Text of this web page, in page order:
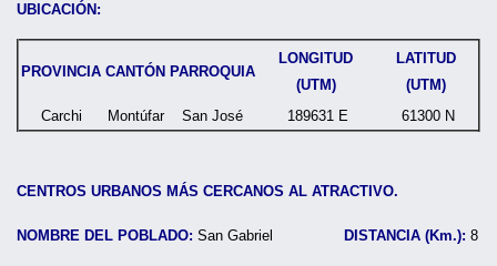
UBICACIÓN:
PROVINCIA CANTÓN PARROQUIA
LONGITUD
(UTM)
LATITUD
(UTM)
Carchi
Montúfar San José 189631 E 61300 N
CENTROS URBANOS MÁS CERCANOS AL ATRACTIVO.
NOMBRE DEL POBLADO: San Gabriel DISTANCIA (Km.): 8